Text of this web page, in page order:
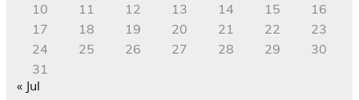
10
11 12 13 14 15
16
17
18 19 20 21 22
23
24
25 26 27 28 29
30
31
« Jul